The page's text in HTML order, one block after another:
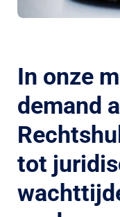
In onze
demand
tot